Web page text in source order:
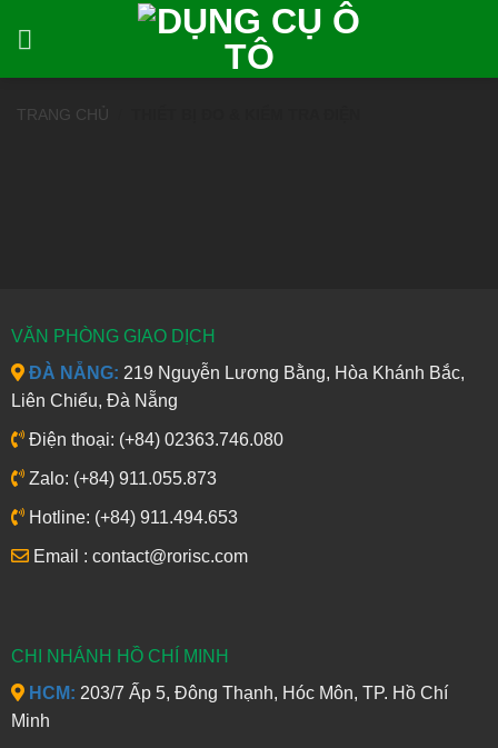
TRANG CHỦ
VĂN PHÒNG GIAO DỊCH
ĐÀ NẴNG: 219 Nguyễn Lương Bằng, Hòa Khánh Bắc,
Liên Chiểu, Đà Nẵng
Điện thoại: (+84) 02363.746.080
Zalo: (+84) 911.055.873
Hotline: (+84) 911.494.653
Email : contact@rorisc.com
CHI NHÁNH HỒ CHÍ MINH
HCM: 203/7 Ấp 5, Đông Thạnh, Hóc Môn, TP. Hồ Chí
Minh